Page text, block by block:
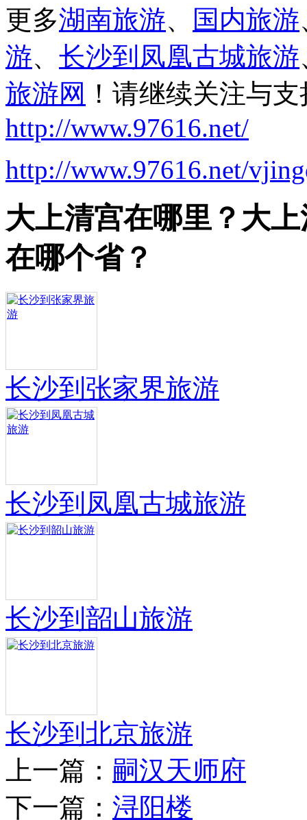
更多湖南旅游、 国内旅游
游、 长沙到凤凰古城旅游
旅游网 ！请继续关注与
http://www.97616.net/
http://www.97616.net/
大上清宫在哪里？大
在哪个省？
长沙到张家界旅游
长沙到凤凰古城旅游
长沙到韶山旅游
长沙到北京旅游
上一篇： 嗣汉天师府
下一篇： 浔阳楼